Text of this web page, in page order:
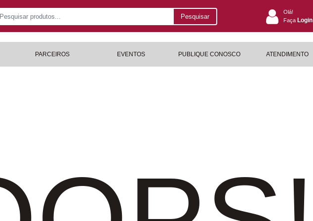
Pesquisar
Olá!
Faça Login
PARCEIROS EVENTOS PUBLIQUE CONOSCO ATENDIMENTO